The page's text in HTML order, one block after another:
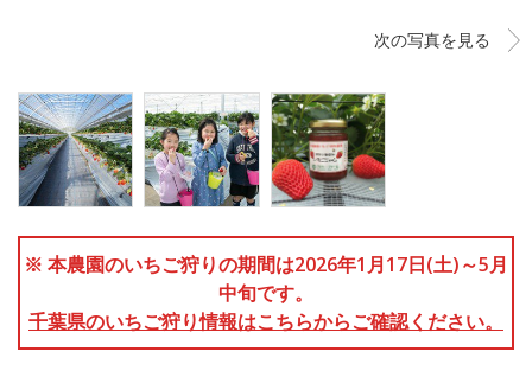
次の写真を見る
※ 本農園のいちご狩りの期間は2026年1月17日(土)～5月
中旬です。
千葉県のいちご狩り情報はこちらからご確認ください。